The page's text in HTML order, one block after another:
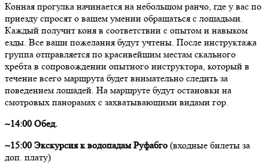
Конная прогулка начинается на небольшом ранчо, где у вас по
приезду спросят о вашем умении обращаться с лошадьми.
Каждый получит коня в соответствии с опытом и навыком
езды. Все ваши пожелания будут учтены. После инструктажа
группа отправляется по красивейшим местам скального
хребта в сопровождении опытного инструктора, который в
течение всего маршрута будет внимательно следить за
поведением лошадей. На маршруте будут остановки на
смотровых панорамах с захватывающими видами гор.
~14:00 Обед.
~15:00 Экскурсия к водопадам Руфабго (входные билеты за
доп. плату)